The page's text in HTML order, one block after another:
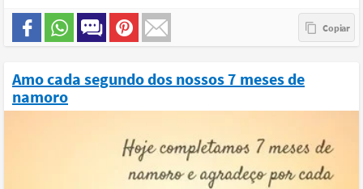
Amo cada segundo dos nossos 7 meses de
namoro